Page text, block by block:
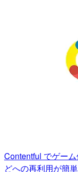
Contentful でゲー
どへの再利用が簡